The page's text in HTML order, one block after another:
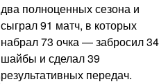
два полноценных сезона и
сыграл 91 матч, в которых
набрал 73 очка — забросил 34
шайбы и сделал 39
результативных передач.